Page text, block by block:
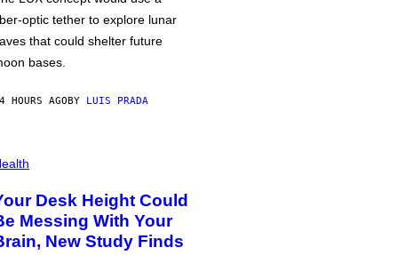
optic tether to explore lunar
that could shelter future
bases.
HOURS AGOBY LUIS PRADA
Desk Height Could
Messing With Your
New Study Finds